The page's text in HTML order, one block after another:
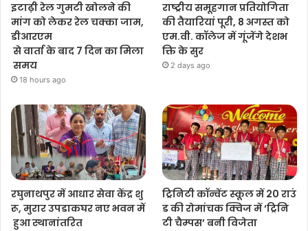
इटाढ़ी रेल गुमटी खोलने की
मांग को लेकर रेल चक्का जाम,
डीआरएम
से वार्ता के बाद 7 दिन का मिला
समय
18 hours ago
राष्ट्रीय समूहगान प्रतियोगिता
की तैयारियां पूरी, 8 अगस्त को
एम.वी. कॉलेज में गूंजेंगे देशभ
क्ति के सुर
2 days ago
रघुनाथपुर में आधार सेवा केंद्र शु
रू, मुरार उपडाकघर नए भवन में
हुआ स्थानांतरित
ट्रिनिटी कॉन्वेंट स्कूल में 20 राउं
ड की रोमांचक क्विज में ‘ट्रिनि
टी चैम्पस’ बनी विजेता